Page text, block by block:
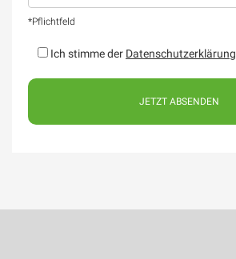
*Pflichtfeld
Ich stimme der Datenschutzerklärung